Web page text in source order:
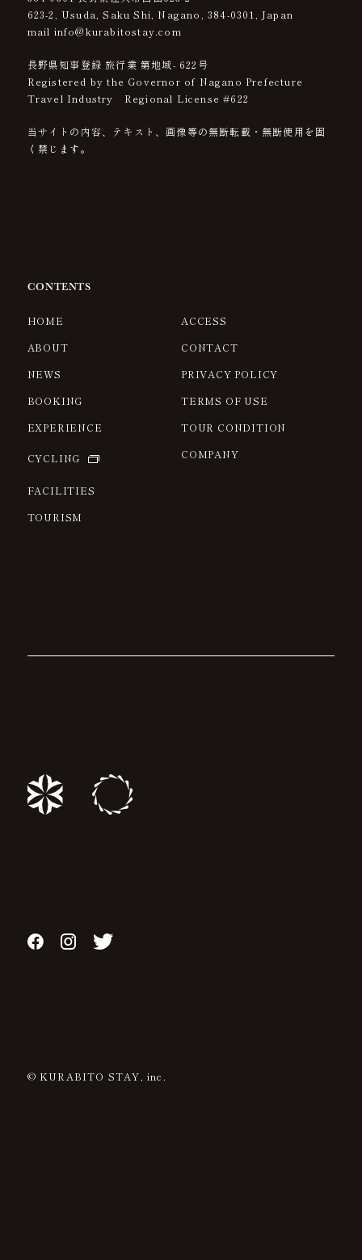
623-2, Usuda, Saku Shi, Nagano, 384-0301
, Japan
mail info@kurabitostay.com
長野県知事登録 旅行業 第地域- 622号
Registered by the Governor of Nagano Prefecture
Travel Industry Regional License #622
当サイトの内容、テキスト、画像等の無断転載・無断使用を固
く禁じます。
CONTENTS
HOME
ABOUT
NEWS
BOOKING
EXPERIENCE
CYCLING
FACILITIES
TOURISM
ACCESS
CONTACT
PRIVACY POLICY
TERMS OF USE
TOUR CONDITION
COMPANY
© KURABITO STAY, inc.